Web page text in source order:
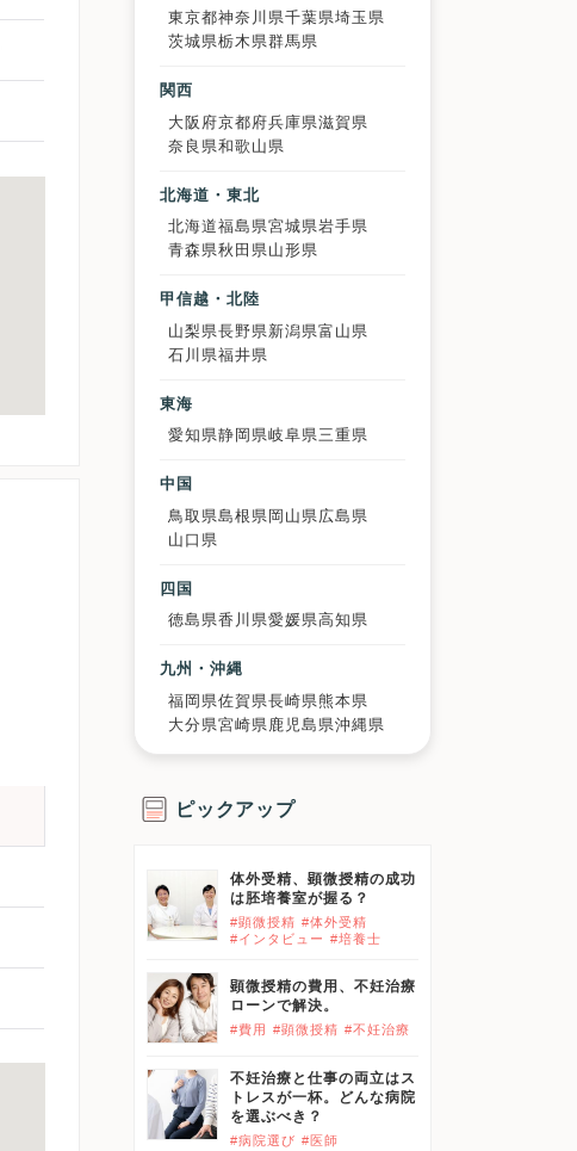
東京都神奈川県千葉県埼玉県
茨城県栃木県群馬県
関西
大阪府京都府兵庫県滋賀県
奈良県和歌山県
北海道・東北
北海道福島県宮城県岩手県
青森県秋田県山形県
甲信越・北陸
山梨県長野県 新潟県富山県
石川県福井県
東海
愛知県静岡県岐阜県三重県
中国
鳥取県島根県 岡山県 広島県
山口県
四国
徳島県香川県愛媛県高知県
九州・沖縄
福岡県佐賀県長崎県 熊本県
大分県宮崎県 鹿児島県沖縄県
ピックアップ
体外受精、顕微授精の成功
は胚培養室が握る？
#顕微授精 #体外受精
#インタビュー #培養士
顕微授精の費用、不妊治療
ローンで解決。
#費用 #顕微授精 #不妊治療
不妊治療と仕事の両立はス
トレスが一杯。どんな病院
を選ぶべき？
#病院選び #医師